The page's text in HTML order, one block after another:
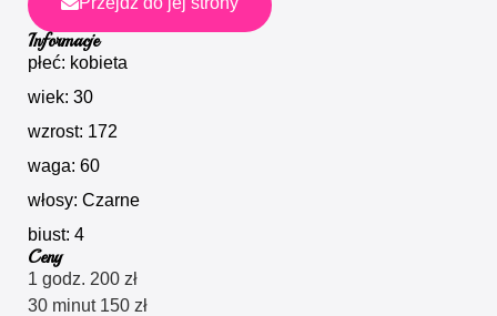
Informacje
płeć: kobieta
wiek: 30
wzrost: 172
waga: 60
włosy: Czarne
biust: 4
Ceny
1 godz. 200 zł
30 minut 150 zł